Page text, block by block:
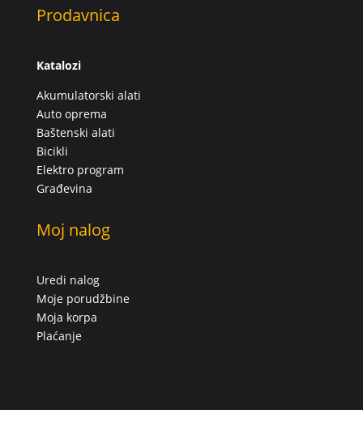
Prodavnica
Katalozi
Akumulatorski alati
Auto oprema
Baštenski alati
Bicikli
Elektro program
Građevina
Moj nalog
Uredi nalog
Moje porudžbine
Moja korpa
Plaćanje